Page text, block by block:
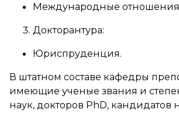
Международные
Докторантура:
Юриспруденция.
В штатном составе кафедры
имеющие ученые звания и
наук, докторов PhD, кандидатов